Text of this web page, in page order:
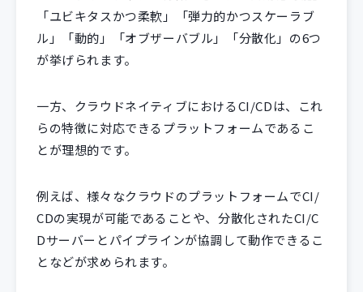
「ユビキタスかつ柔軟」「弾力的かつスケーラブ
ル」「動的」「オブザーバブル」「分散化」の6つ
が挙げられます。
一方、クラウドネイティブにおけるCI/CDは、これ
らの特徴に対応できるプラットフォームであるこ
とが理想的です。
例えば、様々なクラウドのプラットフォームでCI/
CDの実現が可能であることや、分散化されたCI/C
Dサーバーとパイプラインが協調して動作できるこ
となどが求められます。